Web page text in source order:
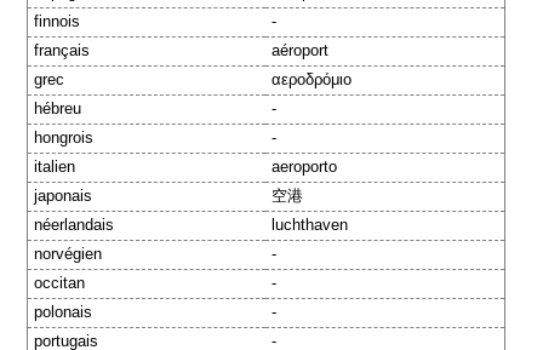
finnois
-
français
aéroport
grec
αεροδρόμιο
hébreu
-
hongrois
-
italien
aeroporto
japonais
空港
néerlandais
luchthaven
norvégien
-
occitan
-
polonais
-
portugais
-